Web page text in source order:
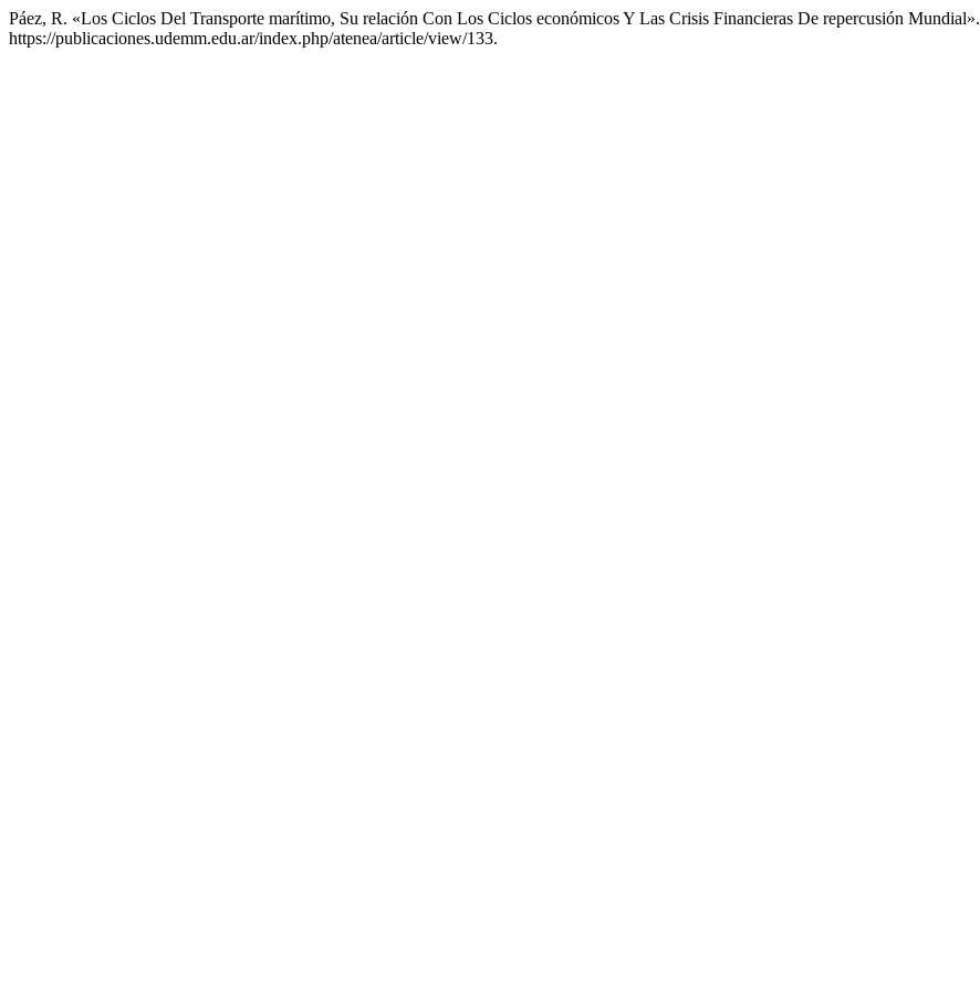
Páez, R. «Los Ciclos Del Transporte marítimo, Su relación Con Los Ciclos económicos Y Las Crisis Financieras De repercusión Mundial».
https://publicaciones.udemm.edu.ar/index.php/atenea/article/view/133.